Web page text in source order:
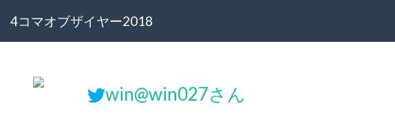
4コマオブザイヤー2018
win@win027さん